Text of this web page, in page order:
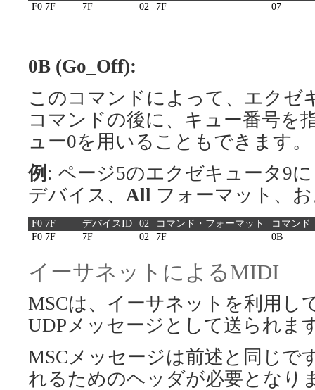
F0 7F
7F 02 7F 07
0B (Go_Off):
このコマンドによって、エクゼ
コマンドの後に、キュー番号を
ュー0を用いることもできます。
例 : ページ5のエクゼキュータ9
デバイス、 All フォーマット、
F0 7F デバイスID 02 コマンド・フォーマット
コマンド
F0 7F
7F 02 7F 0B
イーサネットによるMIDI
MSCは、イーサネットを利用し
UDPメッセージとして送られま
MSCメッセージは前述と同じで
れるためのヘッダが必要となり